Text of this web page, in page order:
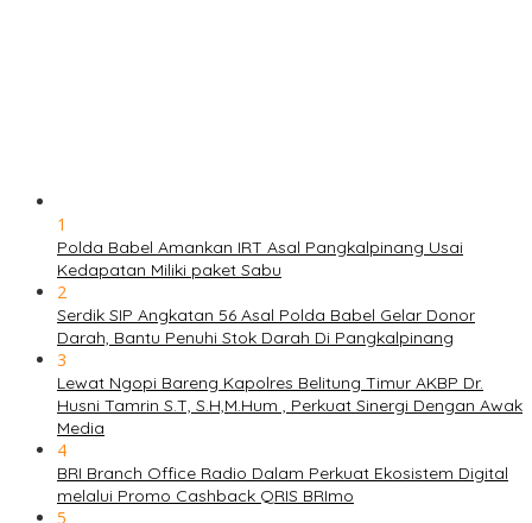
1
Polda Babel Amankan IRT Asal Pangkalpinang Usai
Kedapatan Miliki paket Sabu
2
Serdik SIP Angkatan 56 Asal Polda Babel Gelar Donor
Darah, Bantu Penuhi Stok Darah Di Pangkalpinang
3
Lewat Ngopi Bareng Kapolres Belitung Timur AKBP Dr.
Husni Tamrin S.T, S.H,M.Hum , Perkuat Sinergi Dengan Awak
Media
4
BRI Branch Office Radio Dalam Perkuat Ekosistem Digital
melalui Promo Cashback QRIS BRImo
5